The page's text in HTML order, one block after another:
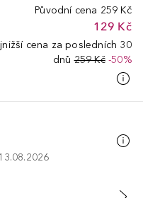
Původní cena 259 Kč
129 Kč
cena za posledních 30
dnů 259 Kč-50%